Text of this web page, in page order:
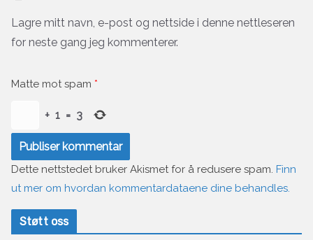
Lagre mitt navn, e-post og nettside i denne nettleseren
for neste gang jeg kommenterer.
Matte mot spam *
+ 1 = 3
Dette nettstedet bruker Akismet for å redusere spam. Finn
ut mer om hvordan kommentardataene dine behandles.
Støtt oss